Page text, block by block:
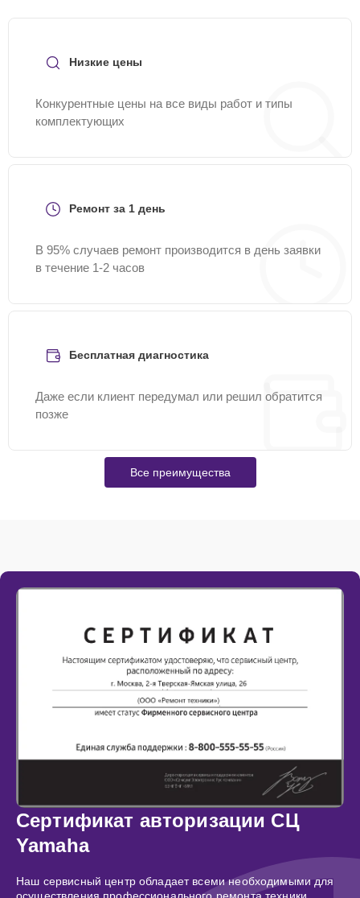
Низкие цены
Конкурентные цены на все виды работ и типы
комплектующих
Ремонт за 1 день
В 95% случаев ремонт производится в день заявки
в течение 1-2 часов
Бесплатная диагностика
Даже если клиент передумал или решил обратится
позже
Все преимущества
Сертификат авторизации СЦ
Yamaha
Наш сервисный центр обладает всеми необходимыми для
осуществления профессионального ремонта техники